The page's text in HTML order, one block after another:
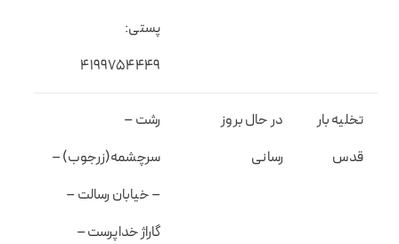
پستی:
۴۱۹۹۷۵۴۴۴۹
تخلیه بار
قدس
در حال بروز
رسانی
رشت –
سرچشمه(زرجوب) –
– خیابان رسالت –
گاراژ خداپرست –